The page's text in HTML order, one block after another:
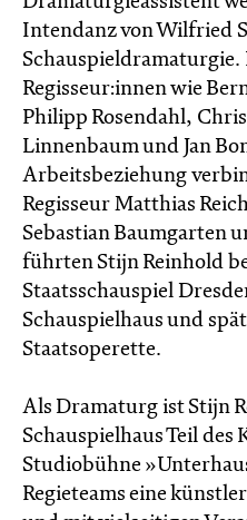
Intendanz von Wilfried
Regisseur:innen wie
Philipp Rosendahl,
Linnenbaum und Jan
Arbeitsbeziehung
Regisseur Matthias
Sebastian Baumgarten
führten Stijn Reinhold
Staatsschauspiel
Schauspielhaus und
Staatsoperette.
Als Dramaturg ist Stijn
Schauspielhaus Teil des
Studiobühne
Regieteams eine